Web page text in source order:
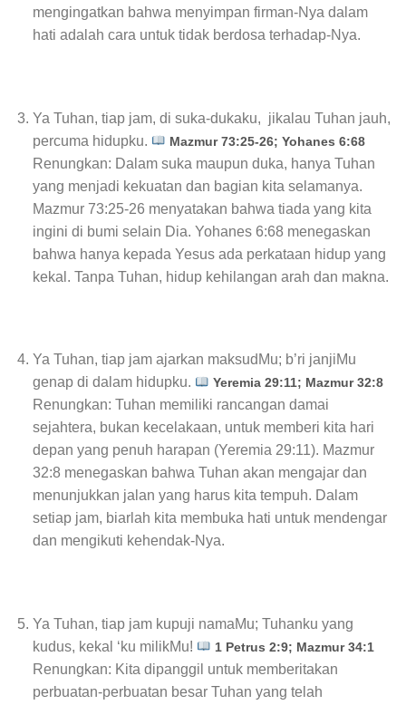
mengingatkan bahwa menyimpan firman-Nya dalam
hati adalah cara untuk tidak berdosa terhadap-Nya.
Ya Tuhan, tiap jam, di suka-dukaku, jikalau Tuhan jauh,
percuma hidupku.
Mazmur 73:25-26; Yohanes 6:68
Renungkan: Dalam suka maupun duka, hanya Tuhan
yang menjadi kekuatan dan bagian kita selamanya.
Mazmur 73:25-26 menyatakan bahwa tiada yang kita
ingini di bumi selain Dia. Yohanes 6:68 menegaskan
bahwa hanya kepada Yesus ada perkataan hidup yang
kekal. Tanpa Tuhan, hidup kehilangan arah dan makna.
Ya Tuhan, tiap jam ajarkan maksudMu; b’ri janjiMu
genap di dalam hidupku.
Yeremia 29:11; Mazmur 32:8
Renungkan: Tuhan memiliki rancangan damai
sejahtera, bukan kecelakaan, untuk memberi kita hari
depan yang penuh harapan (Yeremia 29:11). Mazmur
32:8 menegaskan bahwa Tuhan akan mengajar dan
menunjukkan jalan yang harus kita tempuh. Dalam
setiap jam, biarlah kita membuka hati untuk mendengar
dan mengikuti kehendak-Nya.
Ya Tuhan, tiap jam kupuji namaMu; Tuhanku yang
kudus, kekal ‘ku milikMu!
1 Petrus 2:9; Mazmur 34:1
Renungkan: Kita dipanggil untuk memberitakan
perbuatan-perbuatan besar Tuhan yang telah